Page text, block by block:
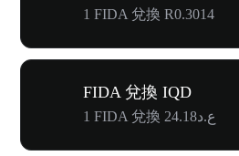
1 FIDA 兌換 R0.3014
FIDA 兌換 IQD
1 FIDA 兌換 ع.د24.18